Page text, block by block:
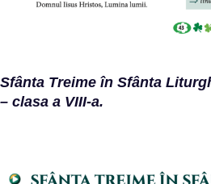
Sfânta Treime în Sfânta
– clasa a VIII-a.